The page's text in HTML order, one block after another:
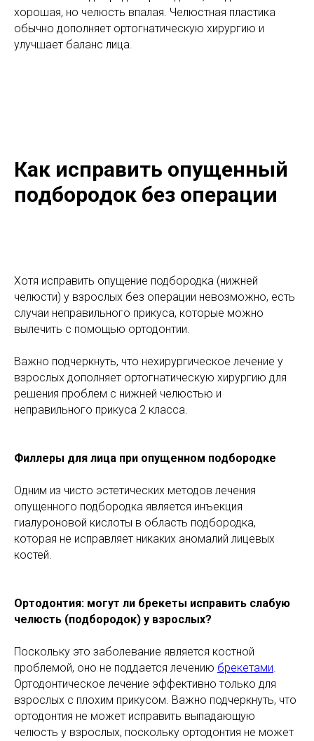
хорошая, но челюсть впалая. Челюстная пластика
обычно дополняет ортогнатическую хирургию и
улучшает баланс лица.
Как исправить опущенный
подбородок без операции
Хотя исправить опущение подбородка (нижней
челюсти) у взрослых без операции невозможно, есть
случаи неправильного прикуса, которые можно
вылечить с помощью ортодонтии.
Важно подчеркнуть, что нехирургическое лечение у
взрослых дополняет ортогнатическую хирургию для
решения проблем с нижней челюстью и
неправильного прикуса 2 класса.
Филлеры для лица при опущенном подбородке
Одним из чисто эстетических методов лечения
опущенного подбородка является инъекция
гиалуроновой кислоты в область подбородка,
которая не исправляет никаких аномалий лицевых
костей.
Ортодонтия: могут ли брекеты исправить слабую
челюсть (подбородок) у взрослых?
Поскольку это заболевание является костной
проблемой, оно не поддается лечению брекетами.
Ортодонтическое лечение эффективно только для
взрослых с плохим прикусом. Важно подчеркнуть, что
ортодонтия не может исправить выпадающую
челюсть у взрослых, поскольку ортодонтия не может